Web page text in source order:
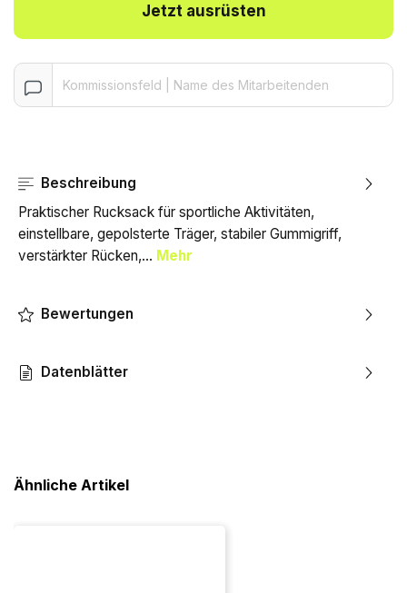
Jetzt ausrüsten
Beschreibung
Praktischer Rucksack für sportliche Aktivitäten,
einstellbare, gepolsterte Träger, stabiler Gummigriff,
verstärkter Rücken,… Mehr
Bewertungen
Datenblätter
Ähnliche Artikel